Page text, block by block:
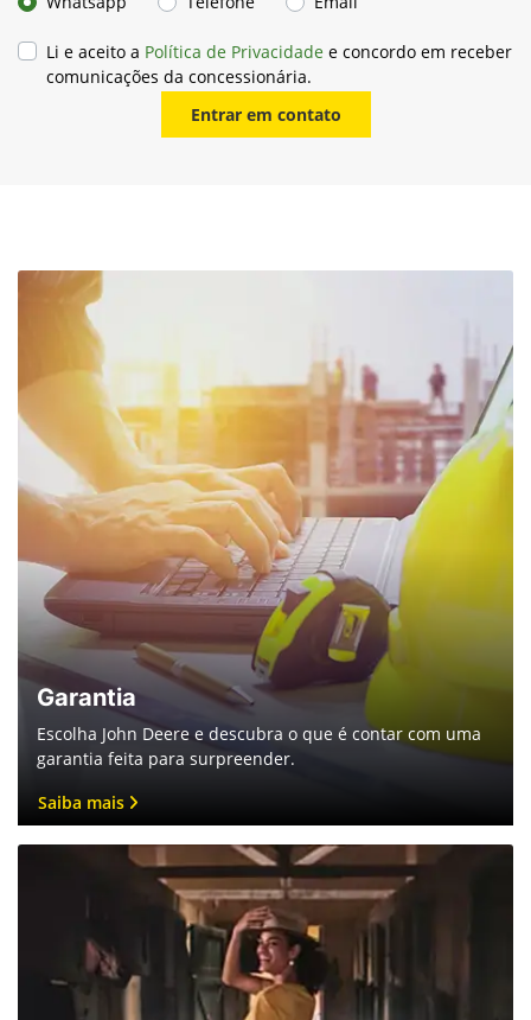
Li e aceito a Política de Privacidade e concordo em receber
comunicações da concessionária.
Entrar em contato
Garantia
Escolha John Deere e descubra o que é contar com uma
garantia feita para surpreender.
Saiba mais